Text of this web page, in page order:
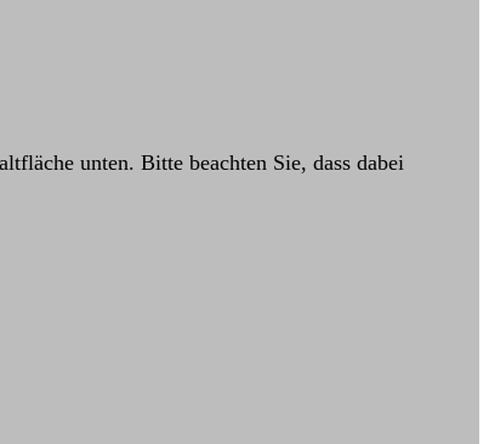
unten. Bitte beachten Sie, dass dabei